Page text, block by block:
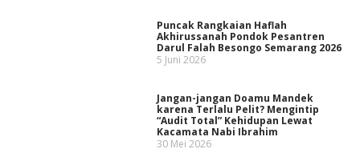
Puncak Rangkaian Haflah
Akhirussanah Pondok Pesantren
Darul Falah Besongo Semarang 2026
5 Juni 2026
Jangan-jangan Doamu Mandek
karena Terlalu Pelit? Mengintip
“Audit Total” Kehidupan Lewat
Kacamata Nabi Ibrahim
30 Mei 2026